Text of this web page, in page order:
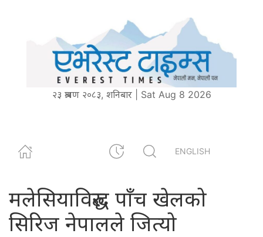
२३ श्रावण २०८३, शनिबार | Sat Aug 8 2026
ENGLISH
मलेसियाविरुद्ध पाँच खेलको
सिरिज नेपालले जित्यो